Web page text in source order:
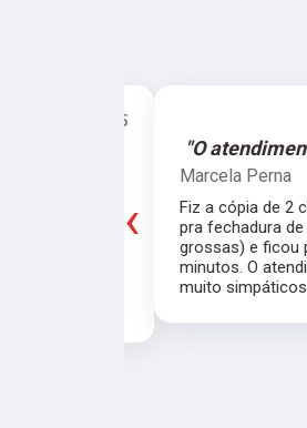
"O
Marcela Perna
Fiz a cópia de 2
pra fechadura de
grossas) e ficou
minutos. O
muito simpáticos
‹